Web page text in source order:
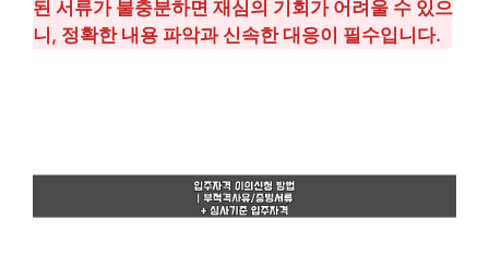
된 서류가 불충분하면 재심의 기회가 어려울 수 있으
니, 정확한 내용 파악과 신속한 대응이 필수입니다.